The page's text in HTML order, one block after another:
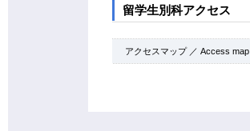
留学生別科アクセス
アクセスマップ ／ Access map